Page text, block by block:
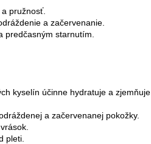
pružnosť.
a začervenanie.
predčasným starnutím.
kyselín účinne hydratuje a zjemňuje
a začervenanej pokožky.
pleti.